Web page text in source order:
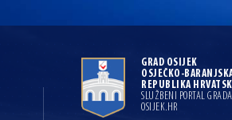
GRAD OSIJEK
OSJEČKO-
REPUBLIKA
SLUŽBENI PORTAL
OSIJEK.HR